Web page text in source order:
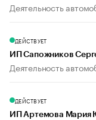
Деятельность
ДЕЙСТВУЕТ
ИП Сапожников
Деятельность
ДЕЙСТВУЕТ
ИП Артемова Мария